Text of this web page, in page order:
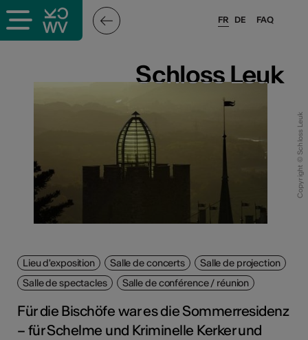
FAQ
FR DE
Schloss Leuk
Copyright © Schloss Leuk
Schloss Leuk
Lieu d'exposition Salle de concerts
Salle de projection
Salle de spectacles
Salle de conférence / réunion
Für die Bischöfe war es die Sommerresidenz
– für Schelme und Kriminelle Kerker und